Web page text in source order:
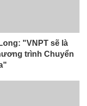
"VNPT sẽ là
trình Chuyển